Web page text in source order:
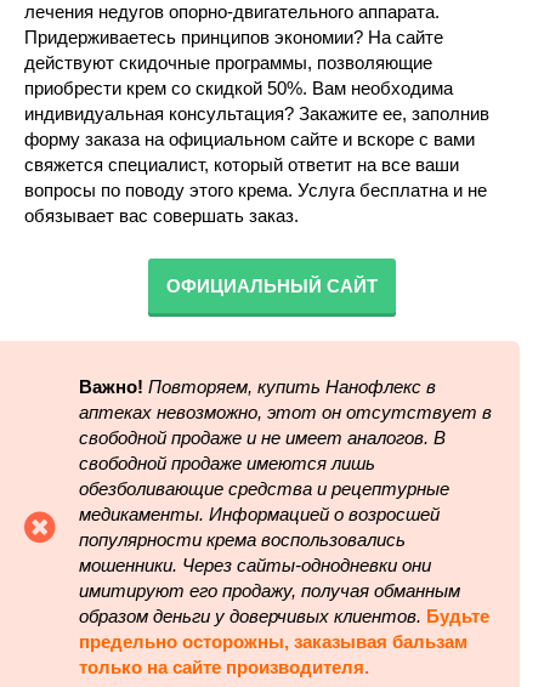
лечения недугов опорно-двигательного аппарата.
Придерживаетесь принципов экономии? На сайте
действуют скидочные программы, позволяющие
приобрести крем со скидкой 50%. Вам необходима
индивидуальная консультация? Закажите ее, заполнив
форму заказа на официальном сайте и вскоре с вами
свяжется специалист, который ответит на все ваши
вопросы по поводу этого крема. Услуга бесплатна и не
обязывает вас совершать заказ.
ОФИЦИАЛЬНЫЙ САЙТ
Важно! Повторяем, купить Нанофлекс в
аптеках невозможно, этот он отсутствует в
свободной продаже и не имеет аналогов. В
свободной продаже имеются лишь
обезболивающие средства и рецептурные
медикаменты. Информацией о возросшей
популярности крема воспользовались
мошенники. Через сайты-однодневки они
имитируют его продажу, получая обманным
образом деньги у доверчивых клиентов. Будьте
предельно осторожны, заказывая бальзам
только на сайте производителя.